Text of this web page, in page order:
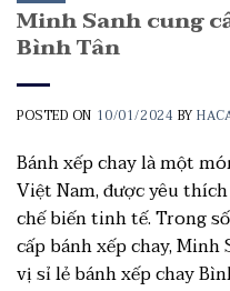
Minh Sanh cung
Bình Tân
POSTED ON 10/01/2024 BY
Bánh xếp chay là một
Việt Nam, được yêu
chế biến tinh tế. Trong
cấp bánh xếp chay,
vị sỉ lẻ bánh xếp chay